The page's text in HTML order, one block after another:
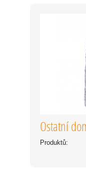
Ostatní
Produktů: